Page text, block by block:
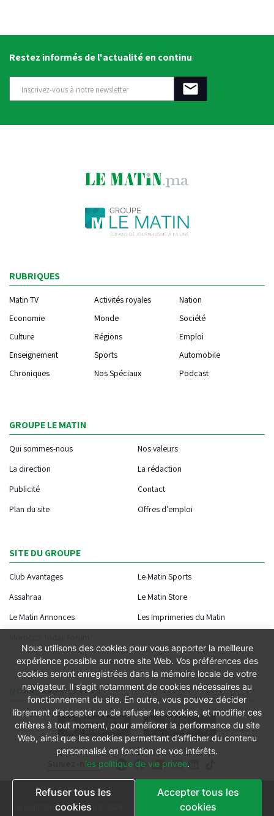
Restez informés de l'actualité en continu
Suivez-nous
RUBRIQUES
Matin TV Activités royales
Nation
Economie
Monde
Société
Culture
Régions
Emploi
Enseignement
Sports
Automobile
Chroniques
Nos Spéciaux Podcast
GROUPE LE MATIN
Qui sommes-nous
Nos valeurs
La direction
La rédaction
Publicité
Contact
Plan du site
Offres d'emploi
SITE DU GROUPE
Club Avantages
Le Matin Sports
Assahraa
Le Matin Store
Le Matin Annonces
Les Imprimeries du Matin
NOTRE APPLICATION
Copyright Groupe le Matin © 2026
Conditions générales
Nous utilisons des cookies pour vous apporter la meilleure
expérience possible sur notre site Web. Vos préférences des
cookies seront enregistrées dans la mémoire locale de votre
navigateur. Il s’agit notamment de cookies nécessaires au
fonctionnement du site. En outre, vous pouvez décider
librement d’accepter ou de refuser les cookies, et modifier ces
critères à tout moment, pour améliorer la performance du site
Web, ainsi que les cookies permettant d’afficher du contenu
personnalisé en fonction de vos intérêts.
les politique de vie privee.
Refuser tous les
cookies
Accepter tous les
cookies